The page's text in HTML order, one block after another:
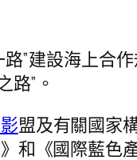
”建設海上合
路”。
盟及有關國家
和《國際藍色